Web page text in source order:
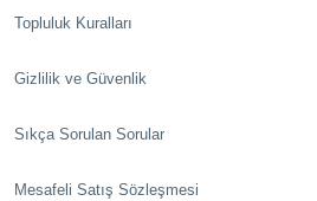
Topluluk Kuralları
Gizlilik ve Güvenlik
Sıkça Sorulan Sorular
Mesafeli Satış Sözleşmesi